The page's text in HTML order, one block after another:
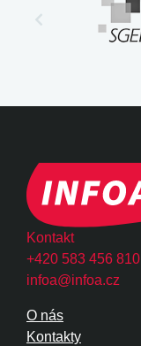
Kontakt
+420 583 456 810
infoa@infoa.cz
O nás
Kontakty